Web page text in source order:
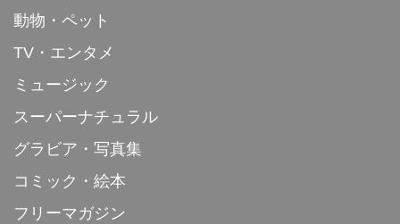
動物・ペット
TV・エンタメ
ミュージック
スーパーナチュラル
グラビア・写真集
コミック・絵本
フリーマガジン